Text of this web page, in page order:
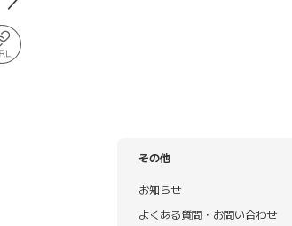
その他
お知らせ
よくある質問・お問い合わせ